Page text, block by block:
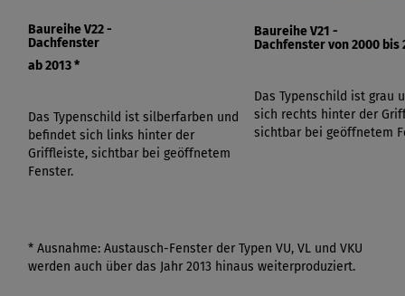
Baureihe V22 -
Dachfenster
ab 2013*
Das Typenschild ist silberfarben und
befindet sich links hinter der
Griffleiste, sichtbar bei geöffnetem
Fenster.
Baureihe V21 -
Dachfenster von2000 bis
Das Typenschild ist grau
sich rechts hinter der
sichtbar bei geöffnetem
* Ausnahme: Austausch-Fenster der Typen VU, VL und VKU
werden auch über das Jahr 2013 hinaus weiterproduziert.